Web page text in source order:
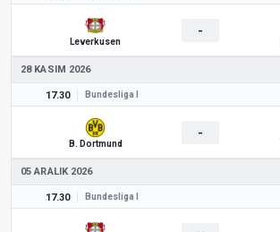
Leverkusen
-
28 KASIM 2026
17.30 Bundesliga I
B. Dortmund
-
05 ARALIK 2026
17.30 Bundesliga I